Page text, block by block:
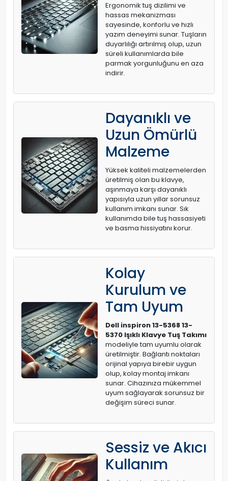
Ergonomik tuş dizilimi ve
hassas mekanizması
sayesinde, konforlu ve hızlı
yazım deneyimi sunar. Tuşların
duyarlılığı artırılmış olup, uzun
süreli kullanımlarda bile
parmak yorgunluğunu en aza
indirir.
Dayanıklı ve
Uzun Ömürlü
Malzeme
Yüksek kaliteli malzemelerden
üretilmiş olan bu klavye,
aşınmaya karşı dayanıklı
yapısıyla uzun yıllar sorunsuz
kullanım imkanı sunar. Sık
kullanımda bile tuş hassasiyeti
ve basma hissiyatını korur.
Kolay
Kurulum ve
Tam Uyum
Dell inspiron 13-5368 13-
5370 Işıklı Klavye Tuş Takımı
modeliyle tam uyumlu olarak
üretilmiştir. Bağlantı noktaları
orijinal yapıya birebir uygun
olup, kolay montaj imkanı
sunar. Cihazınıza mükemmel
uyum sağlayarak sorunsuz bir
değişim süreci sunar.
Sessiz ve Akıcı
Kullanım